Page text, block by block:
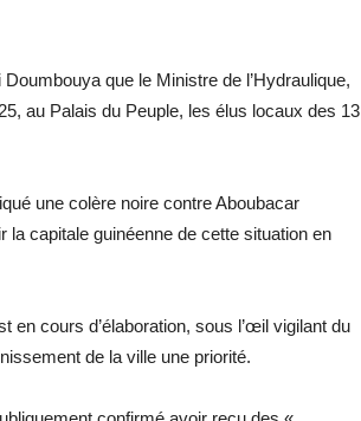
que le Ministre de l’Hydraulique,
au Palais du Peuple, les élus locaux des 13
une colère noire contre Aboubacar
capitale guinéenne de cette situation en
en cours d’élaboration, sous l’œil vigilant du
de la ville une priorité.